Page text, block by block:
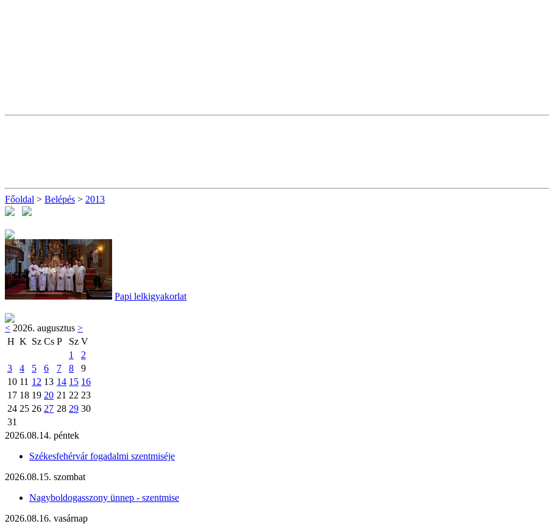
Főoldal > Belépés > 2013
Papi lelkigyakorlat
< 2026. augusztus >
H K Sz Cs P Sz V
1
2
3
4 5 6 7 8
9
10 11 12 13 14 15 16
17 18 19 20 21 22 23
24 25 26 27 28 29 30
31
2026.08.14. péntek
Székesfehérvár fogadalmi szentmiséje
2026.08.15. szombat
Nagyboldogasszony ünnep - szentmise
2026.08.16. vasárnap